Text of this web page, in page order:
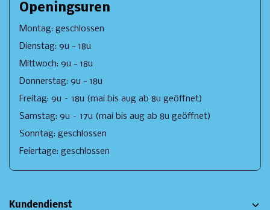
Openingsuren
Montag: geschlossen
Dienstag: 9u - 18u
Mittwoch: 9u - 18u
Donnerstag: 9u - 18u
Freitag: 9u – 18u (mai bis aug ab 8u geöffnet)
Samstag: 9u – 17u (mai bis aug ab 8u geöffnet)
Sonntag: geschlossen
Feiertage: geschlossen
Kundendienst